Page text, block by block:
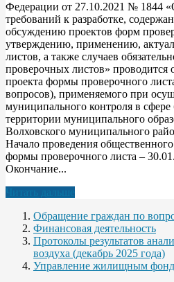
Федерации от 27.10.2021 № 1844
требований к разработке,
обсуждению проектов форм
утверждению, применению,
листов, а также случаев
проверочных листов» проводится
проекта формы проверочного
вопросов), применяемого при
муниципального контроля в сфере
территории муниципального
Волховского муниципального
Начало проведения
формы проверочного листа –
Окончание...
Читать дальше
Обращение граждан по
Финансовая деятельность
Протоколы результатов
воздуха (декабрь 2025 года)
Управление жилищным